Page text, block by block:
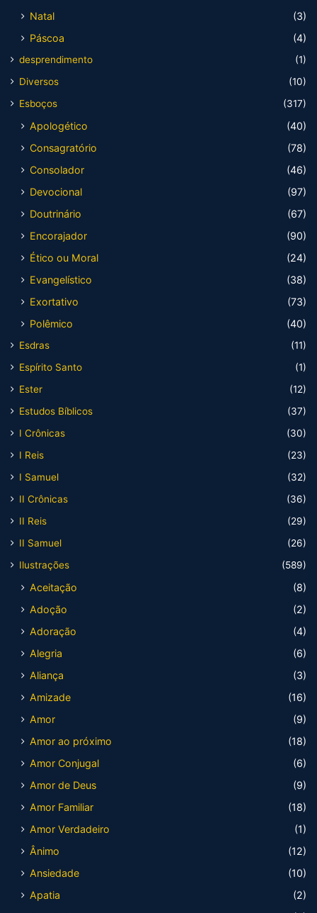
Natal
(3)
Páscoa
(4)
desprendimento
(1)
Diversos
(10)
Esboços
(317)
Apologético
(40)
Consagratório
(78)
Consolador
(46)
Devocional
(97)
Doutrinário
(67)
Encorajador
(90)
Ético ou Moral
(24)
Evangelístico
(38)
Exortativo
(73)
Polêmico
(40)
Esdras
(11)
Espírito Santo
(1)
Ester
(12)
Estudos Bíblicos
(37)
I Crônicas
(30)
I Reis
(23)
I Samuel
(32)
II Crônicas
(36)
II Reis
(29)
II Samuel
(26)
Ilustrações
(589)
Aceitação
(8)
Adoção
(2)
Adoração
(4)
Alegria
(6)
Aliança
(3)
Amizade
(16)
Amor
(9)
Amor ao próximo
(18)
Amor Conjugal
(6)
Amor de Deus
(9)
Amor Familiar
(18)
Amor Verdadeiro
(1)
Ânimo
(12)
Ansiedade
(10)
Apatia
(2)